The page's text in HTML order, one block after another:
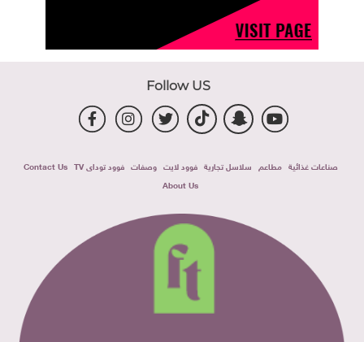
Follow US
صناعات غذائية مطاعم سلاسل تجارية فوود لايت وصفات فوود توداى TV
Contact Us
About Us